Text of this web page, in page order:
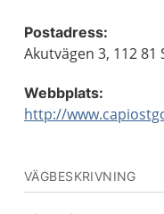
Postadress:
Akutvägen 3, 112 81
Webbplats:
http://
VÄGBESKRIVNING